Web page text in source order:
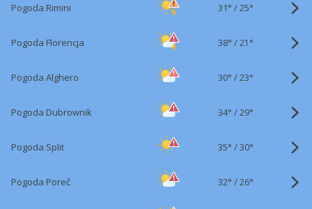
Pogoda Rimini 31° /25°
Pogoda Florencja 38° /21°
Pogoda Alghero 30° /23°
Pogoda Dubrownik 34° /29°
Pogoda Split 35° /30°
Pogoda Poreč 32° /26°